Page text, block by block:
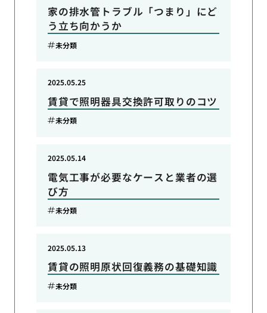
家の排水管トラブル「つまり」にど
う立ち向かうか
未分類
賃貸で照明器具交換許可取りのコツ
2025.05.25
未分類
電気工事が必要なケースと業者の選
び方
2025.05.14
未分類
賃貸の照明原状回復義務の基礎知識
2025.05.13
未分類